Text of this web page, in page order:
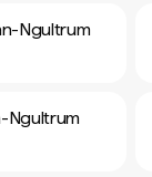
Ngultrum
Ngultrum